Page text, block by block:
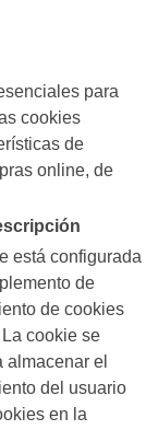
para
cookies
de
online, de
está configurada
de
de cookies
cookie se
almacenar el
del usuario
en la